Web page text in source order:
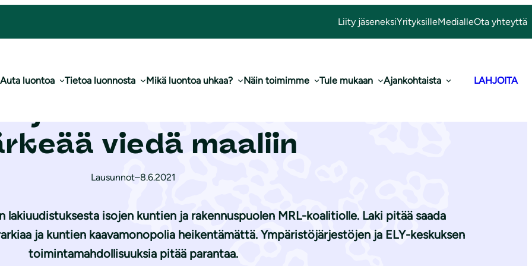
Liity jäseneksiYrityksilleMedialleOta yhteyttä
Auta luontoa Tietoa luonnosta Mikä luontoa uhkaa? Näin toimimme Tule mukaan Ajankohtaista LAHJOITA
on tärkeää viedä maaliin
viedä maaliin
Lausunnot–8.6.2021
lakiuudistuksesta isojen kuntien ja rakennuspuolen MRL-koalitiolle. Laki pitää saada
ja kuntien kaavamonopolia heikentämättä. Ympäristöjärjestöjen ja ELY-keskuksen
toimintamahdollisuuksia pitää parantaa.